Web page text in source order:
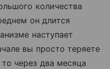
количества
он длится
наступает
вы просто теряете
через два месяца